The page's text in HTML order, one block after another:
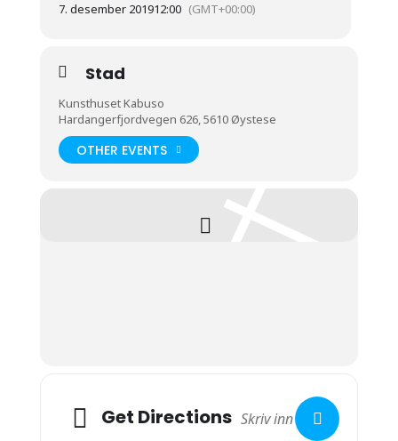
7. desember 201912:00 (GMT+00:00)
Stad
Kunsthuset Kabuso
Hardangerfjordvegen 626, 5610 Øystese
OTHER EVENTS
Get Directions